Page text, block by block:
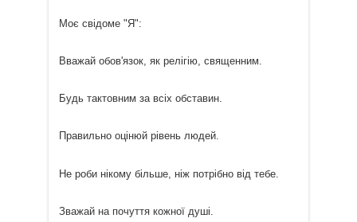
Моє свідоме "Я":
Вважай обов'язок, як релігію, священним.
Будь тактовним за всіх обставин.
Правильно оцінюй рівень людей.
Не роби нікому більше, ніж потрібно від тебе.
Зважай на почуття кожної душі.